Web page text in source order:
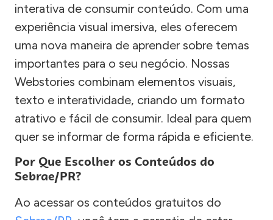
interativa de consumir conteúdo. Com uma
experiência visual imersiva, eles oferecem
uma nova maneira de aprender sobre temas
importantes para o seu negócio. Nossas
Webstories combinam elementos visuais,
texto e interatividade, criando um formato
atrativo e fácil de consumir. Ideal para quem
quer se informar de forma rápida e eficiente.
Por Que Escolher os Conteúdos do
Sebrae/PR?
Ao acessar os conteúdos gratuitos do